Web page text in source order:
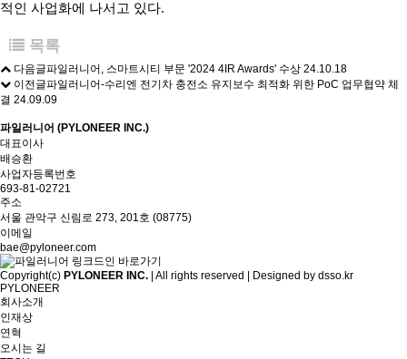
적인 사업화에 나서고 있다.
목록
다음글파일러니어, 스마트시티 부문 '2024 4IR Awards' 수상 24.10.18
이전글파일러니어-수리엔 전기차 충전소 유지보수 최적화 위한 PoC 업무협약 체
결 24.09.09
파일러니어 (PYLONEER INC.)
대표이사
배승환
사업자등록번호
693-81-02721
주소
서울 관악구 신림로 273, 201호 (08775)
이메일
bae@pyloneer.com
Copyright(c) PYLONEER INC. | All rights reserved | Designed by dsso.kr
PYLONEER
회사소개
인재상
연혁
오시는 길